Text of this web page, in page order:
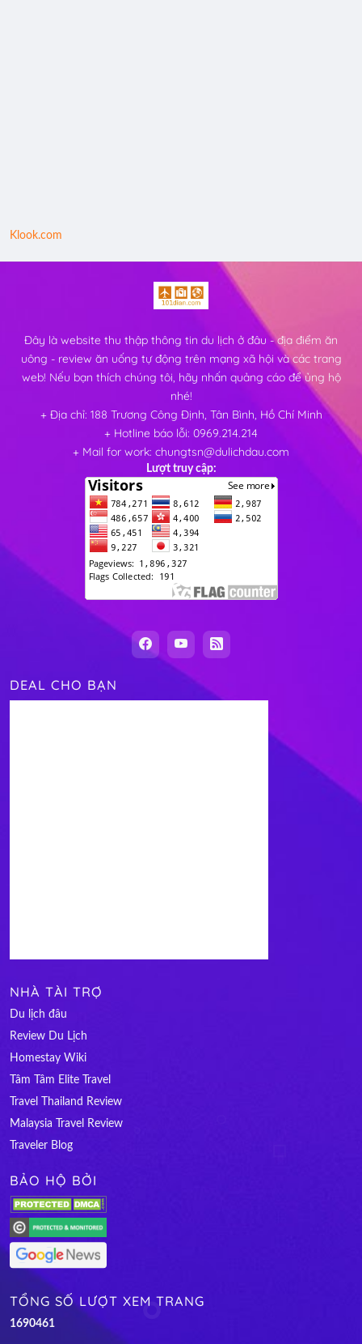
Klook.com
Đây là website thu thập thông tin du lịch ở đâu - địa điểm ăn
uông - review ăn uống tự động trên mạng xã hội và các trang
web! Nếu bạn thích chúng tôi, hãy nhấn quảng cáo để ủng hộ
nhé!
+ Địa chỉ: 188 Trương Công Định, Tân Bình, Hồ Chí Minh
+ Hotline báo lỗi: 0969.214.214
+ Mail for work: chungtsn@dulichdau.com
Lượt truy cập:
DEAL CHO BẠN
NHÀ TÀI TRỢ
Du lịch đâu
Review Du Lịch
Homestay Wiki
Tâm Tâm Elite Travel
Travel Thailand Review
Malaysia Travel Review
Traveler Blog
BẢO HỘ BỞI
TỔNG SỐ LƯỢT XEM TRANG
1690461